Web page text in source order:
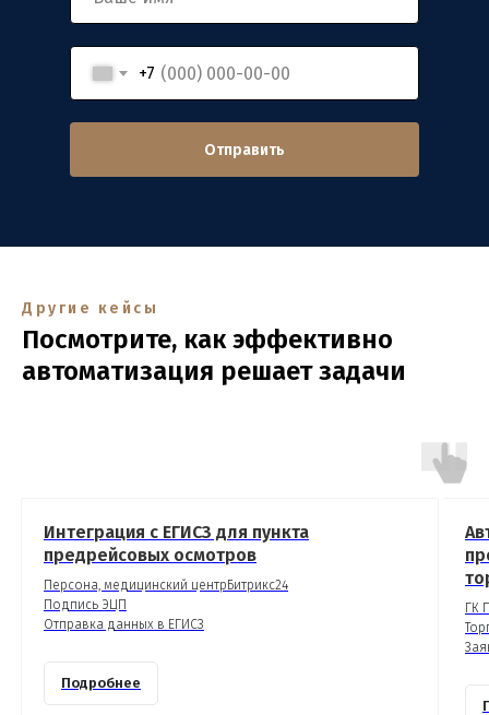
+7
Отправить
Другие кейсы
Посмотрите, как эффективно
автоматизация решает задачи
Интеграция с ЕГИСЗ для пункта
предрейсовых осмотров
Персона, медицинский центрБитрикс24
Подпись ЭЦП
Отправка данных в ЕГИСЗ
Подробнее
ГК